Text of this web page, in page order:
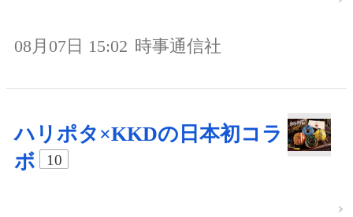
08月07日 15:02 時事通信社
ハリポタ×KKDの日本初コラ
ボ
10